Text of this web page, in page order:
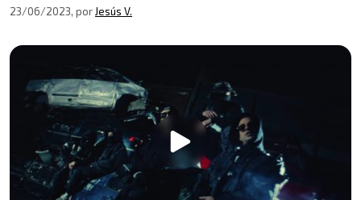
23/06/2023, por Jesús V.